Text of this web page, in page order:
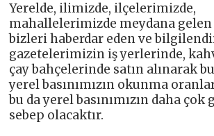
Yerelde, ilimizde, ilçelerimizde,
mahallelerimizde meydana
bizleri haberdar eden ve
gazetelerimizin iş yerlerinde,
çay bahçelerinde satın alınarak
yerel basınımızın okunma
bu da yerel basınımızın daha
sebep olacaktır.